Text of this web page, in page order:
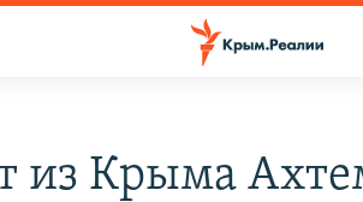
из Крыма